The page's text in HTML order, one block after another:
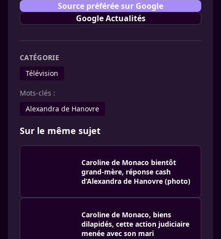
Source préférée sur Google
Google Actualités
CATÉGORIE
Télévision
Mots-clés :
Alexandra de Hanovre
Sur le même sujet
Caroline de Monaco bientôt
grand-mère, réponse cash
d’Alexandra de Hanovre (photo)
Caroline de Monaco, biens
dilapidés, cette action judiciaire
menée avec son mari